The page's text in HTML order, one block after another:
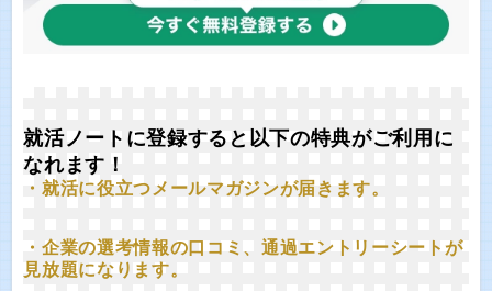
就活ノートに登録すると以下の特典がご利用に
なれます！
・就活に役立つメールマガジンが届きます。
・企業の選考情報の口コミ、通過エントリーシートが
見放題になります。